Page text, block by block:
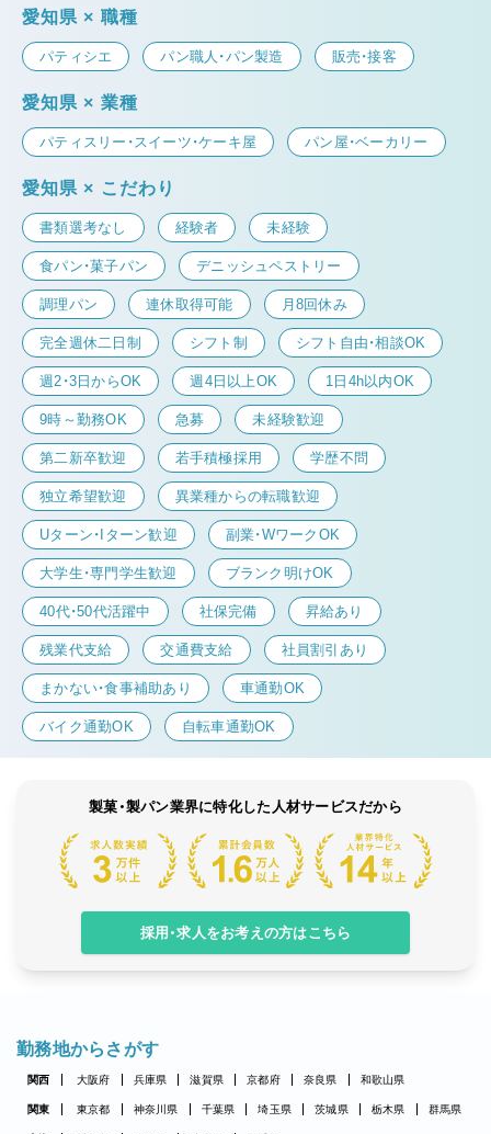
愛知県 × 職種
パティシエ パン職人・パン製造 販売・接客
愛知県 × 業種
パティスリー・スイーツ・ケーキ屋 パン屋・ベーカリー
愛知県 × こだわり
書類選考なし 経験者 未経験
食パン・菓子パン デニッシュペストリー
調理パン 連休取得可能 月8回休み
完全週休二日制 シフト制 シフト自由・相談OK
週2・3日からOK 週4日以上OK 1日4h以内OK
9時～勤務OK 急募 未経験歓迎
第二新卒歓迎 若手積極採用 学歴不問
独立希望歓迎 異業種からの転職歓迎
Uターン・Iターン歓迎 副業・WワークOK
大学生・専門学生歓迎 ブランク明けOK
40代・50代活躍中 社保完備 昇給あり
残業代支給 交通費支給 社員割引あり
まかない・食事補助あり 車通勤OK
バイク通勤OK 自転車通勤OK
製菓・製パン業界に特化した人材サービスだから
採用・求人をお考えの方はこちら
勤務地からさがす
関西 大阪府 兵庫県 滋賀県 京都府 奈良県 和歌山県
関東 東京都 神奈川県 千葉県 埼玉県 茨城県 栃木県 群馬県